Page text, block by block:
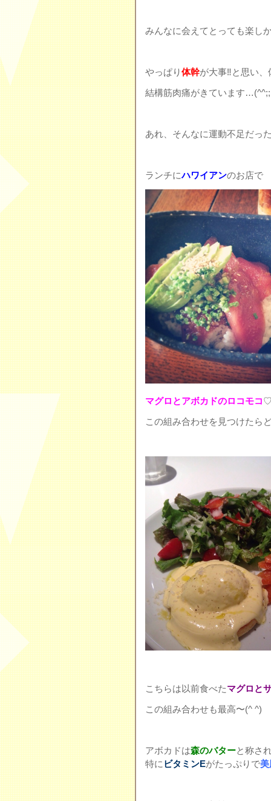
みんなに会えてとっても楽し
やっぱり体幹が大事‼︎と思い
結構筋肉痛がきています…(^^;;
あれ、そんなに運動不足だっ
ランチにハワイアンのお店で
マグロとアボカドのロコモコ
この組み合わせを見つけたら
こちらは以前食べたマグロと
この組み合わせも最高〜(^ ^)
アボカドは森のバターと称さ
特に ビタミンEがたっぷりで美